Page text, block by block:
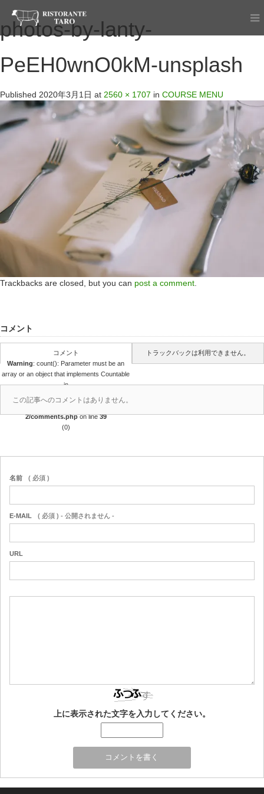
photos-by-lanty-
PeEH0wnO0kM-unsplash
Published 2020年3月1日 at 2560 × 1707 in COURSE MENU
Trackbacks are closed, but you can post a comment
コメント
コメント
Warning: count(): Parameter must be an
array or an object that implements Countable
in
/home/r4688280/public_html/takedataro.c
om/wp-content/themes/amore_tcd028-
2/comments.phpon line39
(0)
トラックバックは利用できません。
この記事へのコメントはありません。
名前 ( 必須 )
E-MAIL ( 必須 ) - 公開されません -
URL
上に表示された文字を入力してください。